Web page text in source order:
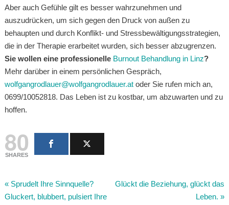
Aber auch Gefühle gilt es besser wahrzunehmen und
auszudrücken, um sich gegen den Druck von außen zu
behaupten und durch Konflikt- und Stressbewältigungsstrategien,
die in der Therapie erarbeitet wurden, sich besser abzugrenzen.
Sie wollen eine professionelle Burnout Behandlung in Linz?
Mehr darüber in einem persönlichen Gespräch,
wolfgangrodlauer@wolfgangrodlauer.atoder Sie rufen mich an,
0699/10052818. Das Leben ist zu kostbar, um abzuwarten und zu
hoffen.
80
SHARES
« Sprudelt Ihre Sinnquelle?
Gluckert, blubbert, pulsiert Ihre
Glückt die Beziehung, glückt das
Leben. »